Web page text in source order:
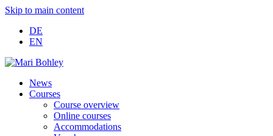
Skip to main content
DE
EN
News
Courses
Course overview
Online courses
Accommodations